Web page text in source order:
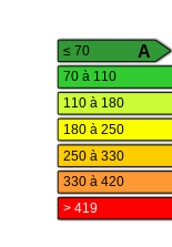
A
≤ 70
70 à 110
110 à 180
180 à 250
250 à 330
330 à 420
> 419